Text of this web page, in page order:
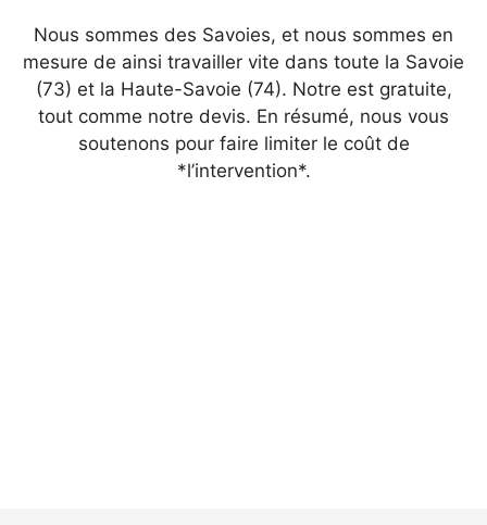
Nous sommes des Savoies, et nous sommes en
mesure de ainsi travailler vite dans toute la Savoie
(73) et la Haute-Savoie (74). Notre est gratuite,
tout comme notre devis. En résumé, nous vous
soutenons pour faire limiter le coût de
*l’intervention*.